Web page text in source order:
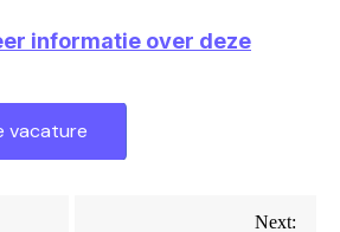
informatie over deze
Next: